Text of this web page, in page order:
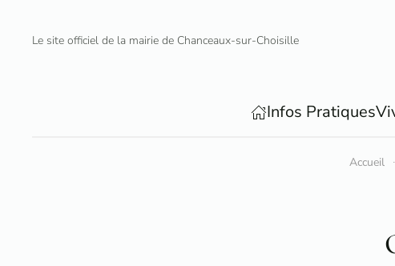
Accéder au contenu principal
Le site officiel de la mairie de Chanceaux-sur-Choisille
Infos Pratiques
Accueil